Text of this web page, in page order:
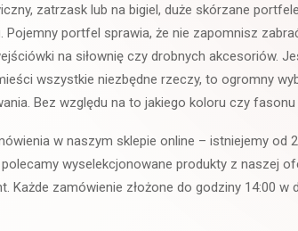
zatrzask lub na bigiel, duże skórzane
Pojemny portfel sprawia, że nie zapomnisz
na siłownię czy drobnych akcesoriów.
wszystkie niezbędne rzeczy, to ogromny
Bez względu na to jakiego koloru czy
w naszym sklepie online – istniejemy od
wyselekcjonowane produkty z naszej
Każde zamówienie złożone do godziny 14:00 w